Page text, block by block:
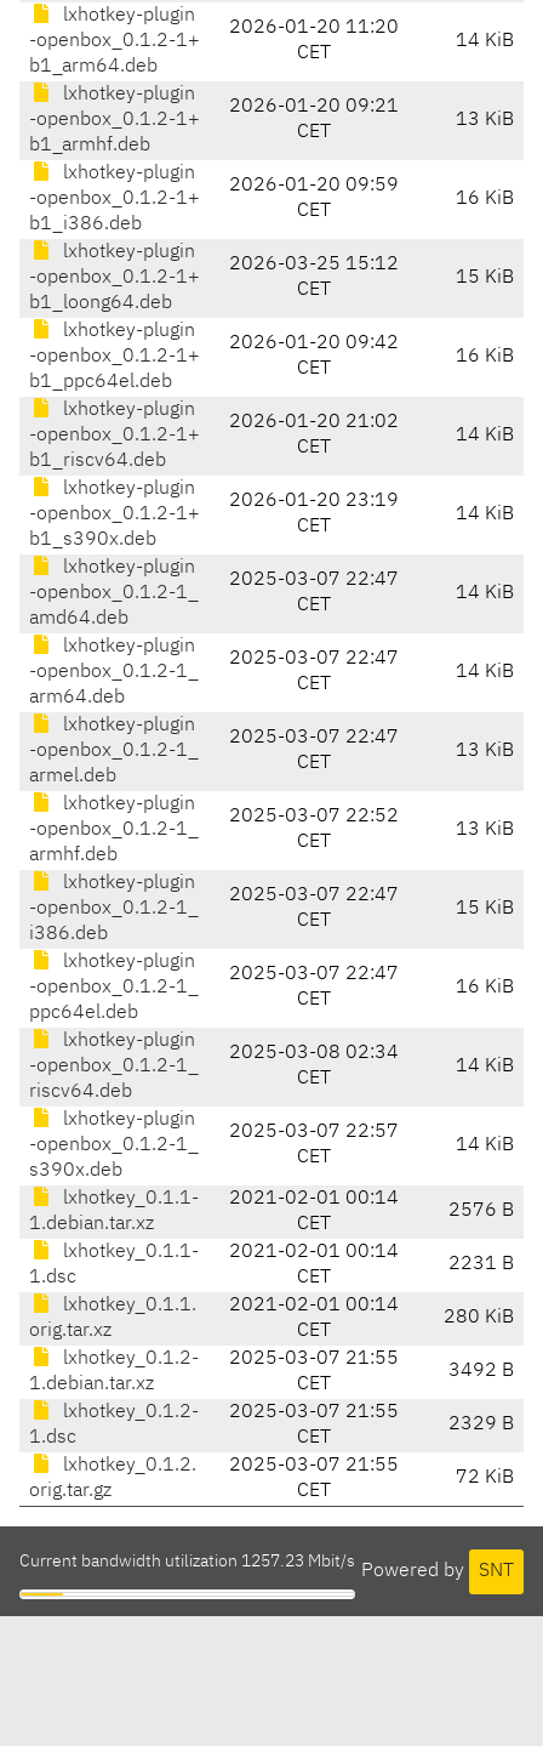
lxhotkey-plugin
-openbox_0.1.2-1+
b1_arm64.deb
2026-01-20 11:20
CET
14 KiB
lxhotkey-plugin
-openbox_0.1.2-1+
b1_armhf.deb
2026-01-20 09:21
CET
13 KiB
lxhotkey-plugin
-openbox_0.1.2-1+
b1_i386.deb
2026-01-20 09:59
CET
16 KiB
lxhotkey-plugin
-openbox_0.1.2-1+
b1_loong64.deb
2026-03-25 15:12
CET
15 KiB
lxhotkey-plugin
-openbox_0.1.2-1+
b1_ppc64el.deb
2026-01-20 09:42
CET
16 KiB
lxhotkey-plugin
-openbox_0.1.2-1+
b1_riscv64.deb
2026-01-20 21:02
CET
14 KiB
lxhotkey-plugin
-openbox_0.1.2-1+
b1_s390x.deb
2026-01-20 23:19
CET
14 KiB
lxhotkey-plugin
-openbox_0.1.2-1_
amd64.deb
2025-03-07 22:47
CET
14 KiB
lxhotkey-plugin
-openbox_0.1.2-1_
arm64.deb
2025-03-07 22:47
CET
14 KiB
lxhotkey-plugin
-openbox_0.1.2-1_
armel.deb
2025-03-07 22:47
CET
13 KiB
lxhotkey-plugin
-openbox_0.1.2-1_
armhf.deb
2025-03-07 22:52
CET
13 KiB
lxhotkey-plugin
-openbox_0.1.2-1_
i386.deb
2025-03-07 22:47
CET
15 KiB
lxhotkey-plugin
-openbox_0.1.2-1_
ppc64el.deb
2025-03-07 22:47
CET
16 KiB
lxhotkey-plugin
-openbox_0.1.2-1_
riscv64.deb
2025-03-08 02:34
CET
14 KiB
lxhotkey-plugin
-openbox_0.1.2-1_
s390x.deb
2025-03-07 22:57
CET
14 KiB
lxhotkey_0.1.1-
1.debian.tar.xz
2021-02-01 00:14
CET
2576 B
lxhotkey_0.1.1-
1.dsc
2021-02-01 00:14
CET
2231 B
lxhotkey_0.1.1.
orig.tar.xz
2021-02-01 00:14
CET
280 KiB
lxhotkey_0.1.2-
1.debian.tar.xz
2025-03-07 21:55
CET
3492 B
lxhotkey_0.1.2-
1.dsc
2025-03-07 21:55
CET
2329 B
lxhotkey_0.1.2.
orig.tar.gz
2025-03-07 21:55
CET
72 KiB
Powered by SNT
Current bandwidth utilization 1257.23 Mbit/s